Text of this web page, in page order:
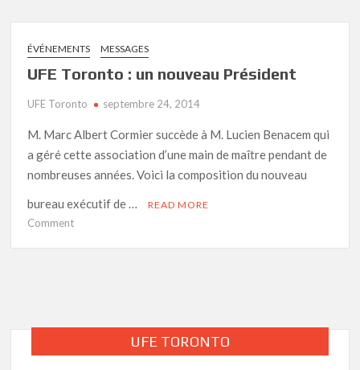
Louis
Duvernois
ÉVÉNEMENTS MESSAGES
UFE Toronto : un nouveau Président
UFE Toronto septembre 24, 2014
M. Marc Albert Cormier succède à M. Lucien Benacem qui
a géré cette association d’une main de maître pendant de
nombreuses années. Voici la composition du nouveau
bureau exécutif de …
READ MORE
Commenton
Président
UFE TORONTO